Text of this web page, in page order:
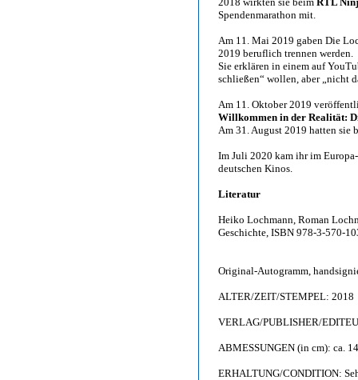
Spendenmarathon mit.
Am 11. Mai 2019 gaben Die
2019 beruflich trennen werden.
Sie erklären in einem auf
schließen“ wollen, aber „nicht
Am 11. Oktober 2019
Willkommen in der Realität:
Am 31. August 2019 hatten sie
Im Juli 2020 kam ihr im
deutschen Kinos.
Literatur
Heiko Lochmann, Roman
Geschichte, ISBN 978-3-570-
Original-Autogramm,
ALTER/ZEIT/STEMPEL: 2018
VERLAG/PUBLISHER/
ABMESSUNGEN (in cm): ca.
ERHALTUNG/CONDITION: